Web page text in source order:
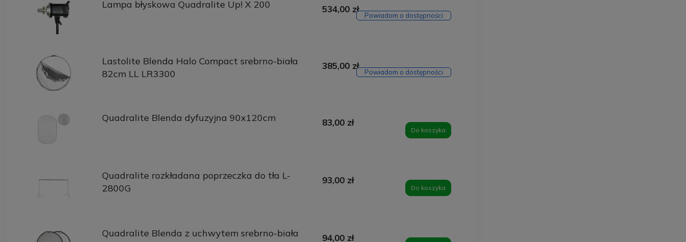
Lampa błyskowa Quadralite Up! X 200 534,00 zł
Powiadom o dostępności
Lastolite Blenda Halo Compact srebrno-biała
82cm LL LR3300
385,00 zł
Powiadom o dostępności
Quadralite Blenda dyfuzyjna 90x120cm 83,00 zł
Do koszyka
Quadralite rozkładana poprzeczka do tła L-
2800G
93,00 zł
Do koszyka
Quadralite Blenda z uchwytem srebrno-biała
94,00 zł